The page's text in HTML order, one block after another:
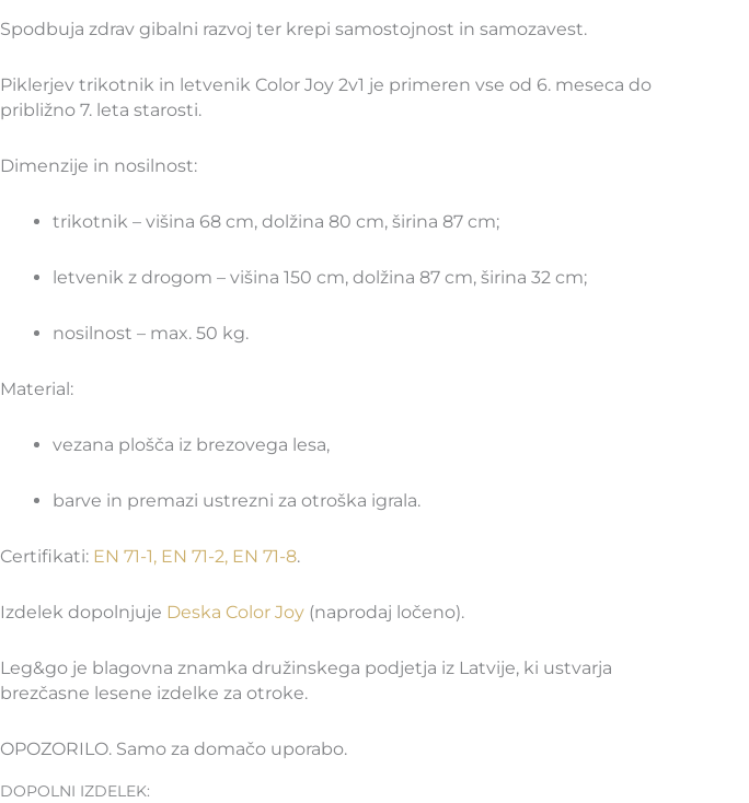
Spodbuja zdrav gibalni razvoj ter krepi samostojnost in samozavest.
Piklerjev trikotnik in letvenik Color Joy 2v1 je primeren vse od 6. meseca do
približno 7. leta starosti.
Dimenzije in nosilnost:
trikotnik – višina 68 cm, dolžina 80 cm, širina 87 cm;
letvenik z drogom – višina 150 cm, dolžina 87 cm, širina 32 cm;
nosilnost – max. 50 kg.
Material:
vezana plošča iz brezovega lesa,
barve in premazi ustrezni za otroška igrala.
Certifikati: EN 71-1, EN 71-2, EN 71-8.
Izdelek dopolnjuje Deska Color Joy (naprodaj ločeno).
Leg&go je blagovna znamka družinskega podjetja iz Latvije, ki ustvarja
brezčasne lesene izdelke za otroke.
OPOZORILO. Samo za domačo uporabo.
DOPOLNI IZDELEK: